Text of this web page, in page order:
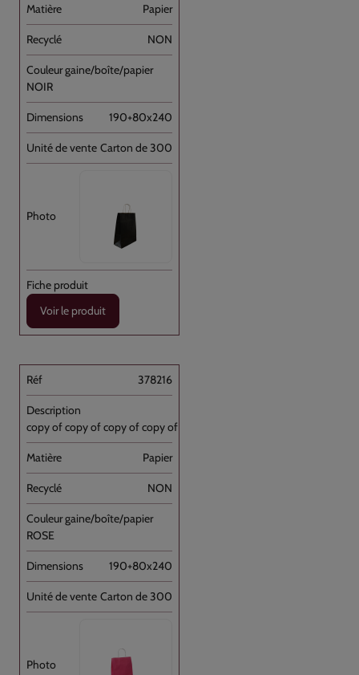
Papier
NON
NOIR
190+80x240
Carton de 300
Voir le produit
378216
copy of copy of copy of copy of Sac [...]
Papier
NON
ROSE
190+80x240
Carton de 300